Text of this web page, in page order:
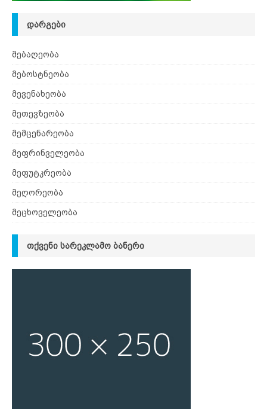
ᲓᲐᲠᲒᲔᲑᲘ
მებაღეობა
მებოსტნეობა
მევენახეობა
მეთევზეობა
მემცენარეობა
მეფრინველეობა
მეფუტკრეობა
მეღორეობა
მეცხოველეობა
ᲗᲥᲕᲔᲜᲘ ᲡᲐᲠᲔᲙᲚᲐᲛᲝ ᲑᲐᲜᲔᲠᲘ